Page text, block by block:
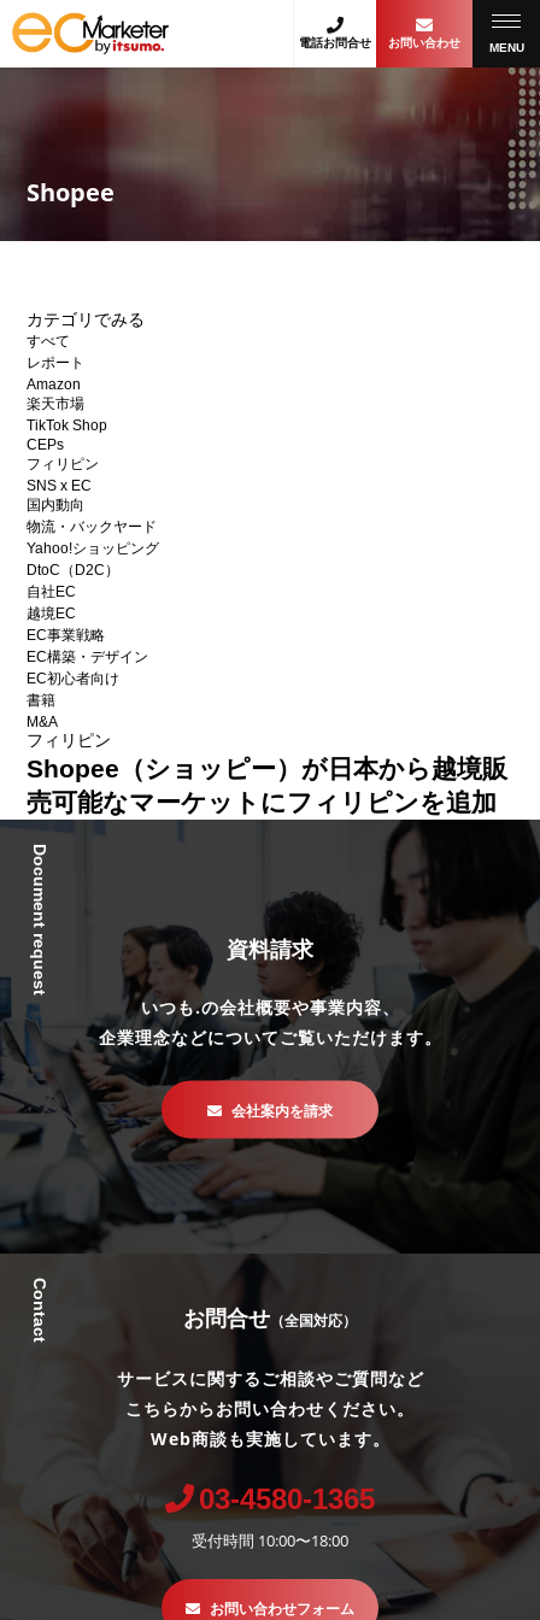
電話お問合せ お問い合わせ MENU
Shopee
カテゴリでみる
すべて
レポート
Amazon
楽天市場
TikTok Shop
CEPs
フィリピン
SNS x EC
国内動向
物流・バックヤード
Yahoo!ショッピング
DtoC（D2C）
自社EC
越境EC
EC事業戦略
EC構築・デザイン
EC初心者向け
書籍
M&A
フィリピン
Shopee（ショッピー）が日本から越境販
売可能なマーケットにフィリピンを追加
Document request 資料請求
いつも.の会社概要や事業内容、
企業理念などについてご覧いただけます。
会社案内を請求
Contact お問合せ （全国対応）
サービスに関するご相談やご質問など
こちらからお問い合わせください。
Web商談も実施しています。
03-4580-1365
受付時間 10:00〜18:00
お問い合わせフォーム